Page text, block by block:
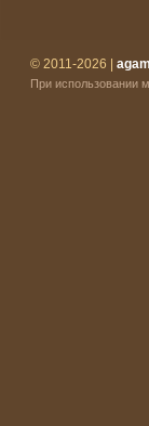
© 2011-2026 |
При использовании